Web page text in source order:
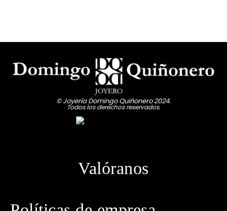
© Joyería Domingo Quiñonero 2024.
Todos los derechos reservados.
Valóranos